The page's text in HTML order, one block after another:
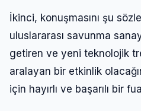
İkinci, konuşmasını şu
uluslararası savunma
getiren ve yeni teknolojik
aralayan bir etkinlik
için hayırlı ve başarılı bir